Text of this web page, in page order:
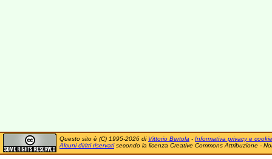
Questo sito è (C) 1995-2026 di Vittorio Bertola - Informativa privacy e cookie
Alcuni diritti riservatisecondo la licenza Creative Commons Attribuzione -